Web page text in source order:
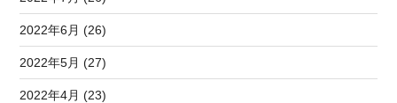
2022年6月 (26)
2022年5月 (27)
2022年4月 (23)